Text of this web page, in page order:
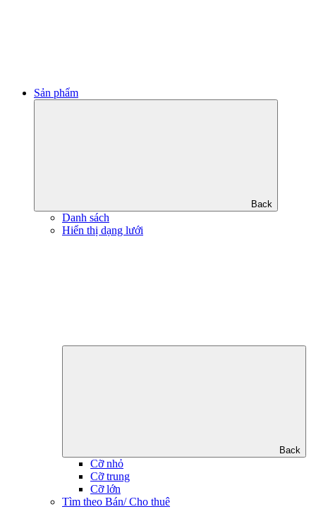
Sản phẩm
Back
Danh sách
Hiển thị dạng lưới
Back
Cỡ nhỏ
Cỡ trung
Cỡ lớn
Tìm theo Bán/ Cho thuê